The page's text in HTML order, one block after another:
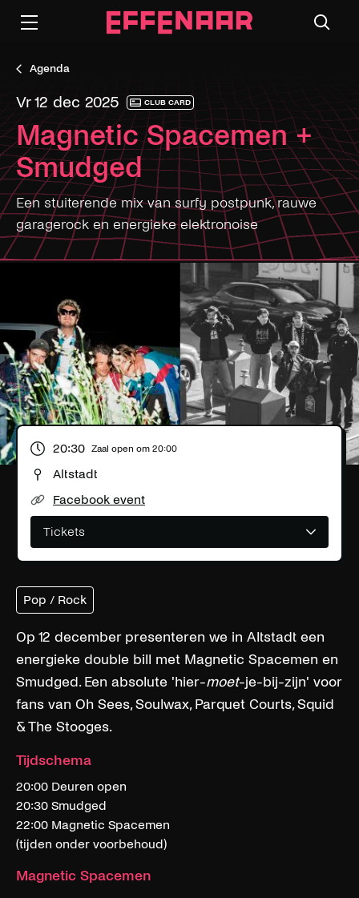
Agenda
vr 12 dec 2025 CLUB CARD
Magnetic Spacemen +
Smudged
Een stuiterende mix van surfy postpunk, rauwe
garagerock en energieke elektronoise
20:30 Zaal open om 20:00
Altstadt
Facebook event
Tickets
Pop / Rock
Op 12 december presenteren we in Altstadt een
energieke double bill met Magnetic Spacemen en
Smudged. Een absolute 'hier-moet-je-bij-zijn' voor
fans van Oh Sees, Soulwax, Parquet Courts, Squid
& The Stooges.
Tijdschema
20:00 Deuren open
20:30 Smudged
22:00 Magnetic Spacemen
(tijden onder voorbehoud)
Magnetic Spacemen